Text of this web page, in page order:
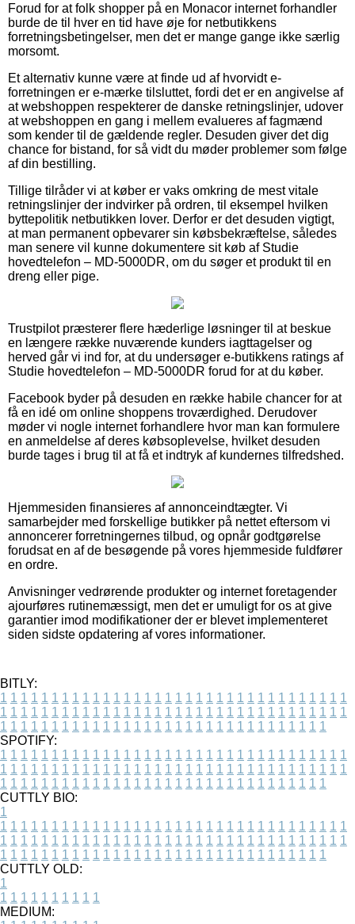
Forud for at folk shopper på en Monacor internet forhandler
burde de til hver en tid have øje for netbutikkens
forretningsbetingelser, men det er mange gange ikke særlig
morsomt.
Et alternativ kunne være at finde ud af hvorvidt e-
forretningen er e-mærke tilsluttet, fordi det er en angivelse af
at webshoppen respekterer de danske retningslinjer, udover
at webshoppen en gang i mellem evalueres af fagmænd
som kender til de gældende regler. Desuden giver det dig
chance for bistand, for så vidt du møder problemer som følge
af din bestilling.
Tillige tilråder vi at køber er vaks omkring de mest vitale
retningslinjer der indvirker på ordren, til eksempel hvilken
byttepolitik netbutikken lover. Derfor er det desuden vigtigt,
at man permanent opbevarer sin købsbekræftelse, således
man senere vil kunne dokumentere sit køb af Studie
hovedtelefon – MD-5000DR, om du søger et produkt til en
dreng eller pige.
Trustpilot præsterer flere hæderlige løsninger til at beskue
en længere række nuværende kunders iagttagelser og
herved går vi ind for, at du undersøger e-butikkens ratings af
Studie hovedtelefon – MD-5000DR forud for at du køber.
Facebook byder på desuden en række habile chancer for at
få en idé om online shoppens troværdighed. Derudover
møder vi nogle internet forhandlere hvor man kan formulere
en anmeldelse af deres købsoplevelse, hvilket desuden
burde tages i brug til at få et indtryk af kundernes tilfredshed.
Hjemmesiden finansieres af annonceindtægter. Vi
samarbejder med forskellige butikker på nettet eftersom vi
annoncerer forretningernes tilbud, og opnår godtgørelse
forudsat en af de besøgende på vores hjemmeside fuldfører
en ordre.
Anvisninger vedrørende produkter og internet foretagender
ajourføres rutinemæssigt, men det er umuligt for os at give
garantier imod modifikationer der er blevet implementeret
siden sidste opdatering af vores informationer.
BITLY:
1 1 1 1 1 1 1 1 1 1 1 1 1 1 1 1 1 1 1 1 1 1 1 1 1 1 1 1 1 1 1 1 1 1
1 1 1 1 1 1 1 1 1 1 1 1 1 1 1 1 1 1 1 1 1 1 1 1 1 1 1 1 1 1 1 1 1 1
1 1 1 1 1 1 1 1 1 1 1 1 1 1 1 1 1 1 1 1 1 1 1 1 1 1 1 1 1 1 1 1
SPOTIFY:
1 1 1 1 1 1 1 1 1 1 1 1 1 1 1 1 1 1 1 1 1 1 1 1 1 1 1 1 1 1 1 1 1 1
1 1 1 1 1 1 1 1 1 1 1 1 1 1 1 1 1 1 1 1 1 1 1 1 1 1 1 1 1 1 1 1 1 1
1 1 1 1 1 1 1 1 1 1 1 1 1 1 1 1 1 1 1 1 1 1 1 1 1 1 1 1 1 1 1 1
CUTTLY BIO:
1
1 1 1 1 1 1 1 1 1 1 1 1 1 1 1 1 1 1 1 1 1 1 1 1 1 1 1 1 1 1 1 1 1 1
1 1 1 1 1 1 1 1 1 1 1 1 1 1 1 1 1 1 1 1 1 1 1 1 1 1 1 1 1 1 1 1 1 1
1 1 1 1 1 1 1 1 1 1 1 1 1 1 1 1 1 1 1 1 1 1 1 1 1 1 1 1 1 1 1 1
CUTTLY OLD:
1
1 1 1 1 1 1 1 1 1 1
MEDIUM: